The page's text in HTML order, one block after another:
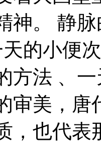
神。 静
天的小便
方法 、
审美，唐
，也代表